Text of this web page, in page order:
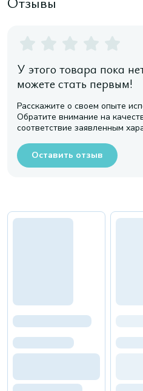
У этого товара пока
можете стать первым!
Расскажите о своем опыте
Обратите внимание на
соответствие заявленным
Оставить отзыв